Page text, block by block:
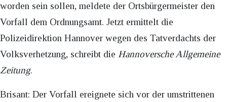
worden sein sollen, meldete der Ortsbürgermeister den
Vorfall dem Ordnungsamt. Jetzt ermittelt die
Polizeidirektion Hannover wegen des Tatverdachts der
Volksverhetzung, schreibt die Hannoversche Allgemeine
Zeitung.
Brisant: Der Vorfall ereignete sich vor der umstrittenen